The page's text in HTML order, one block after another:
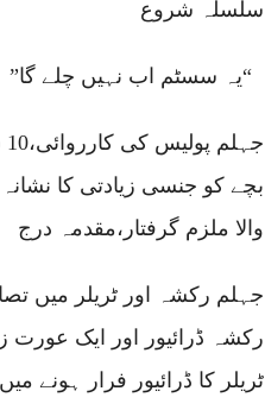
سلسلہ شروع
“یہ سسٹم اب نہیں چلے گا”
بچے کو جنسی زیادتی کا نشانہ
والا ملزم گرفتار،مقدمہ درج
جہلم رکشہ اور ٹریلر میں
رکشہ ڈرائیور اور ایک عورت
ٹریلر کا ڈرائیور فرار ہونے میں